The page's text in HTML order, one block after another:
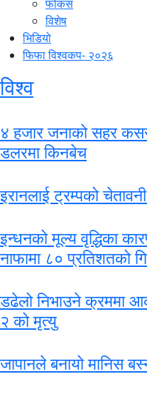
फोकस
विशेष
भिडियो
फिफा विश्वकप- २०२६
विश्व
४ हजार जनाको सहर
डलरमा किनबेच
इरानलाई ट्रम्पको
इन्धनको मूल्य वृद्धिका
नाफामा ८० प्रतिशतको
डढेलो निभाउने क्रममा
२ को मृत्यु
जापानले बनायो मानिस